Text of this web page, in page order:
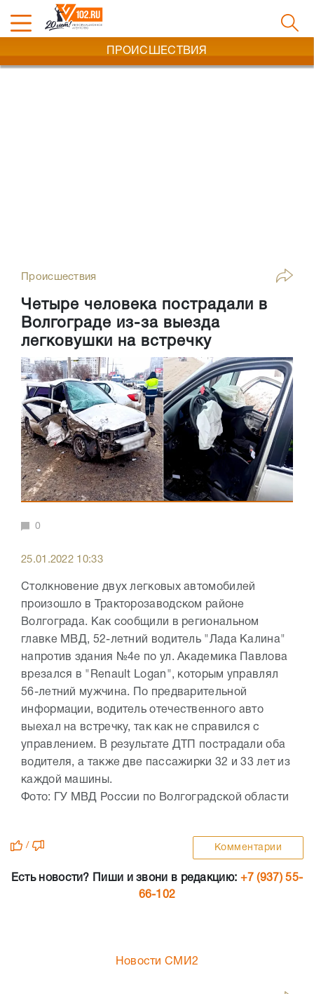
ПРОИСШЕСТВИЯ
Происшествия
Четыре человека пострадали в
Волгограде из-за выезда
легковушки на встречку
0
25.01.2022 10:33
Столкновение двух легковых автомобилей
произошло в Тракторозаводском районе
Волгограда. Как сообщили в региональном
главке МВД, 52-летний водитель "Лада Калина"
напротив здания №4е по ул. Академика Павлова
врезался в "Renault Logan", которым управлял
56-летний мужчина. По предварительной
информации, водитель отечественного авто
выехал на встречку, так как не справился с
управлением. В результате ДТП пострадали оба
водителя, а также две пассажирки 32 и 33 лет из
каждой машины.
Фото: ГУ МВД России по Волгоградской области
/ Комментарии
Есть новости? Пиши и звони в редакцию: +7 (937) 55-
66-102
Новости СМИ2